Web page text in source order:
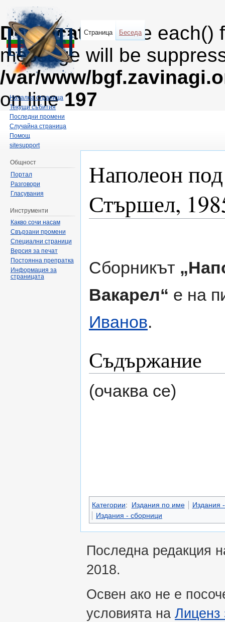
Deprecated: The each()
message will be
/var/www/
on line197
Наполеон
Стършел,
Сборникът
Вакарел“ е на
Иванов.
Съдържание
(очаква се)
Категории: Издания по име
Издания
Издания - сборници
Страница Беседа
Начална страница
Текущи събития
Последни промени
Случайна страница
Помощ
sitesupport
Общност
Портал
Разговори
Гласувания
Инструменти
Какво сочи насам
Свързани промени
Специални страници
Версия за печат
Постоянна препратка
Информация за
страницата
Последна редакция
2018.
Освен ако не е
условията на Лиценз